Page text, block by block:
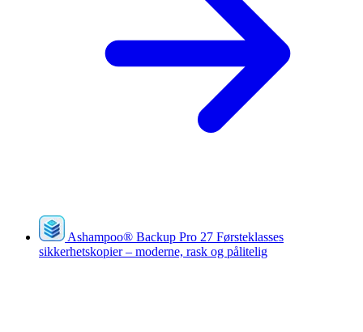
Ashampoo® Backup Pro 27 Førsteklasses
sikkerhetskopier – moderne, rask og pålitelig